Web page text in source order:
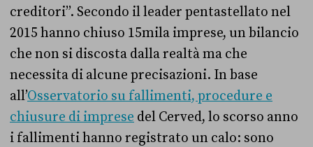
creditori”. Secondo il leader pentastellato nel
2015 hanno chiuso 15mila imprese, un bilancio
che non si discosta dalla realtà ma che
necessita di alcune precisazioni. In base
all’Osservatorio su fallimenti, procedure e
chiusure di imprese del Cerved, lo scorso anno
i fallimenti hanno registrato un calo: sono